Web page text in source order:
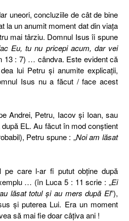
uneori, concluziile de cât de bine
la un anumit moment dat din viaţa
mai târziu. Domnul Isus îi spune
Eu, tu nu pricepi acum, dar vei
13 : 7) … cândva. Este evident că
lui Petru şi anumite explicaţii,
Isus nu a făcut / face acest
Andrei, Petru, Iacov şi Ioan, sau
EL. Au făcut în mod conştient
Petru spune : „Noi am lăsat
pe care l-ar fi putut obţine după
… (în Luca 5 : 11 scrie : „Ei
lăsat totul şi au mers după El”),
şi puterea Lui. Era un moment
să mai fie doar câţiva ani !